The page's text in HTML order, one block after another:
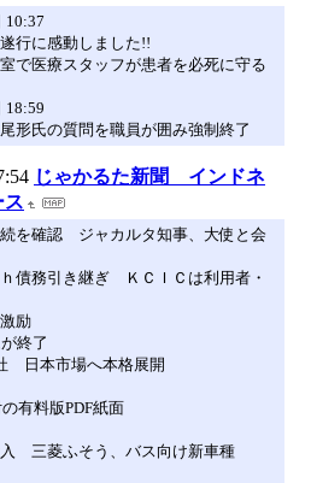
10:37
行に感動しました!!
で医療スタッフが患者を必死に守る
18:59
形氏の質問を職員が囲み強制終了
じゃかるた新聞 インドネ
ス
を確認 ジャカルタ知事、大使と会
債務引き継ぎ ＫＣＩＣは利用者・
励
終了
日本市場へ本格展開
有料版PDF紙面
三菱ふそう、バス向け新車種